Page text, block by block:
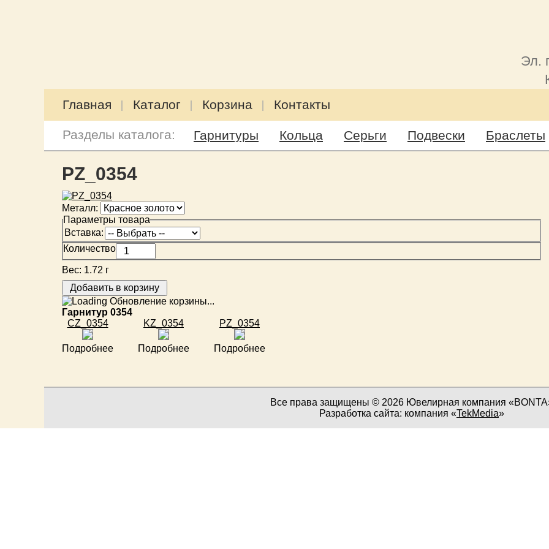
Эл.
Главная Каталог Корзина Контакты
Разделы каталога: Гарнитуры Кольца Серьги Подвески Браслеты
PZ_0354
Металл:
Параметры товара
Вставка:
Количество
Вес: 1.72 г
Обновление корзины...
Гарнитур 0354
CZ_0354
Подробнее
KZ_0354
Подробнее
PZ_0354
Подробнее
Все права защищены © 2026 Ювелирная компания
Разработка сайта: компания «TekMedia»